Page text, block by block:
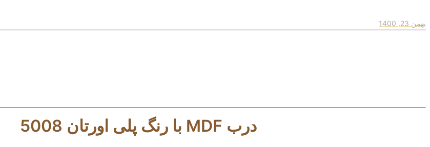
بهمن 23, 1400
درب MDF با رنگ پلی اورتان 5008